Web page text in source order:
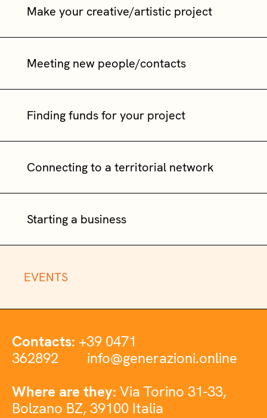
Make your creative/artistic project
Meeting new people/contacts
Finding funds for your project
Connecting to a territorial network
Starting a business
EVENTS
Contacts: +39 0471
362892
info@generazioni.online
Where are they: Via Torino 31-33,
Bolzano BZ, 39100 Italia